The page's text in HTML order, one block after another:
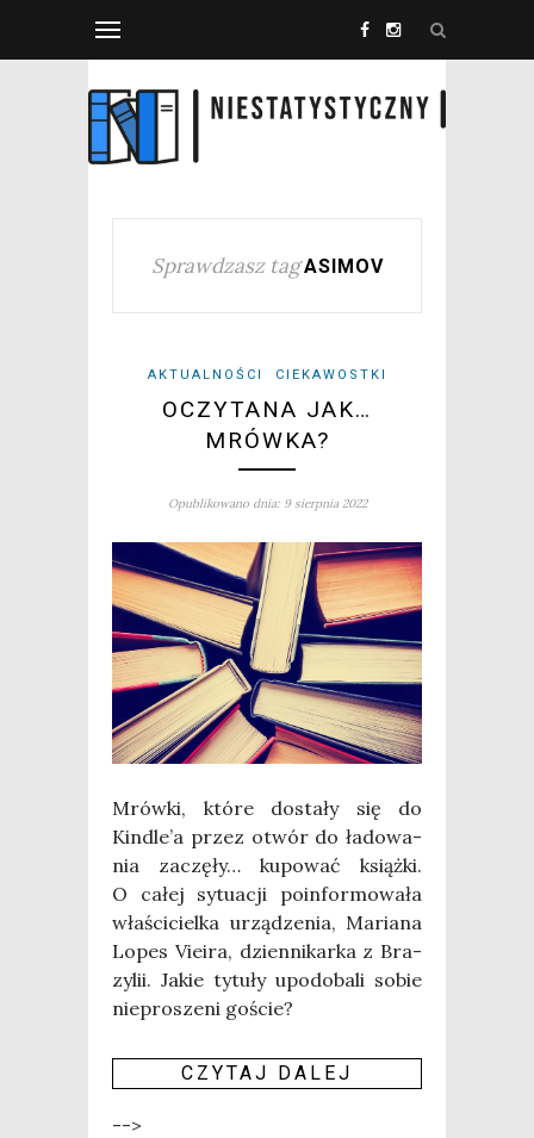
Sprawdzasz tag ASIMOV
AKTUALNOŚCI CIEKAWOSTKI
OCZYTANA JAK…
MRÓWKA?
Opublikowano dnia: 9 sierpnia 2022
Mrów­ki, któ­re dosta­ły się do
Kindle’a przez otwór do łado­wa­
nia zaczę­ły… kupo­wać książ­ki.
O całej sytu­acji poin­for­mo­wa­ła
wła­ści­ciel­ka urzą­dze­nia, Maria­na
Lopes Vie­ira, dzien­ni­kar­ka z Bra­
zy­lii. Jakie tytu­ły upodo­ba­li sobie
nie­pro­sze­ni goście?
CZY­TAJ DALEJ
-->